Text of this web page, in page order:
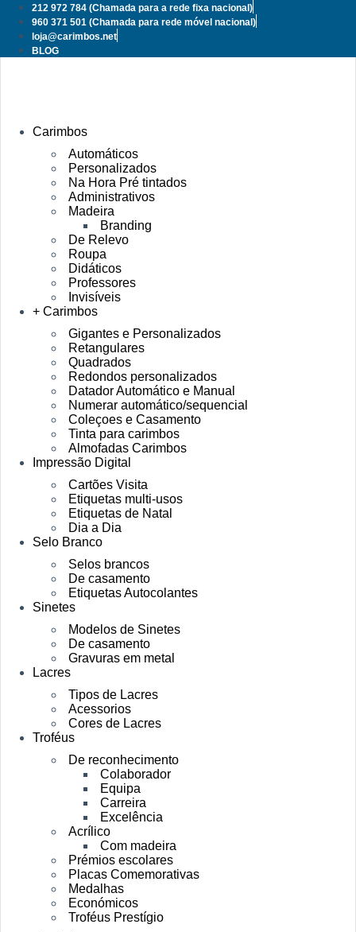
Pular
para
conteúdo
212 972 784 (Chamada para a rede fixa nacional)
960 371 501 (Chamada para rede móvel nacional)
loja@carimbos.net
BLOG
Carimbos
Automáticos
Personalizados
Na Hora Pré tintados
Administrativos
Madeira
Branding
De Relevo
Roupa
Didáticos
Professores
Invisíveis
+ Carimbos
Gigantes e Personalizados
Retangulares
Quadrados
Redondos personalizados
Datador Automático e Manual
Numerar automático/sequencial
Coleçoes e Casamento
Tinta para carimbos
Almofadas Carimbos
Impressão Digital
Cartões Visita
Etiquetas multi-usos
Etiquetas de Natal
Dia a Dia
Selo Branco
Selos brancos
De casamento
Etiquetas Autocolantes
Sinetes
Modelos de Sinetes
De casamento
Gravuras em metal
Lacres
Tipos de Lacres
Acessorios
Cores de Lacres
Troféus
De reconhecimento
Colaborador
Equipa
Carreira
Excelência
Acrílico
Com madeira
Prémios escolares
Placas Comemorativas
Medalhas
Económicos
Troféus Prestígio